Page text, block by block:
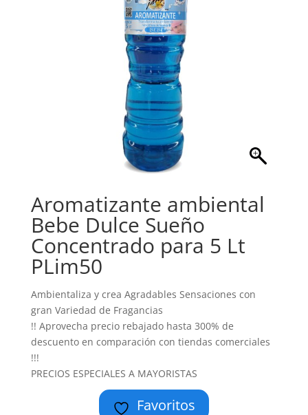
Aromatizante ambiental
Bebe Dulce Sueño
Concentrado para 5 Lt
PLim50
Ambientaliza y crea Agradables Sensaciones con
gran Variedad de Fragancias
!! Aprovecha precio rebajado hasta 300% de
descuento en comparación con tiendas comerciales
!!!
PRECIOS ESPECIALES A MAYORISTAS
Favoritos